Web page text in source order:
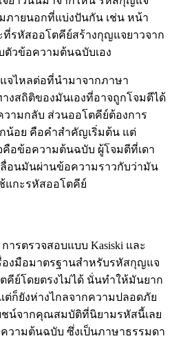
ภายนอกที่แบ่งปันกัน เช่น หน้า
รหัสออโตคีย์สร้างกุญแจยาวจาก
วข้อความต้นฉบับเอง
จไหลต่อที่นำมาจากภาษา
งสถิติของมันเองที่อาจถูกโจมตีได้
ามกลับ ส่วนออโตคีย์ต้องการ
น้อย คือคำสำคัญเริ่มต้น แต่
อข้อความต้นฉบับ ผู้โจมตีที่เดา
อนมันผ่านข้อความราวกับว่ามัน
แกะรหัสออโตคีย์
ารตรวจสอบแบบ Kasiski และ
องมือมาตรฐานสำหรับรหัสกุญแจ
คีย์โดยตรงไม่ได้ นั่นทำให้มันยาก
ก็ยังห่างไกลจากความปลอดภัย
ชน์จากคุณสมบัติที่นิยามรหัสนี้เลย
ามต้นฉบับ ซึ่งเป็นภาษาธรรมดา